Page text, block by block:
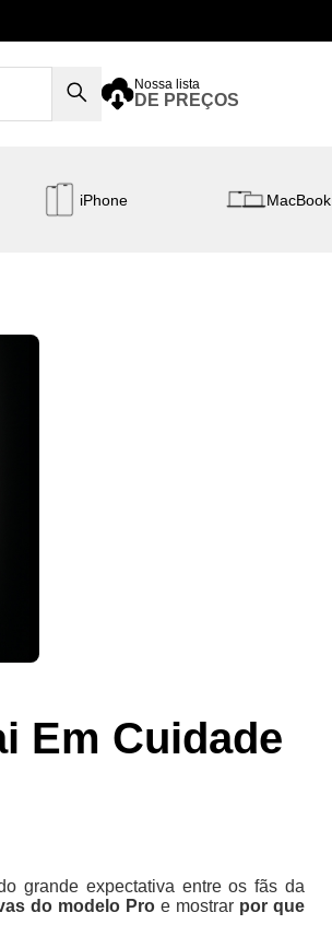
Nossa lista
DE PREÇOS
iPhone MacBook
Em Cuidade
grande expectativa entre os fãs da
do modelo Pro e mostrar por que